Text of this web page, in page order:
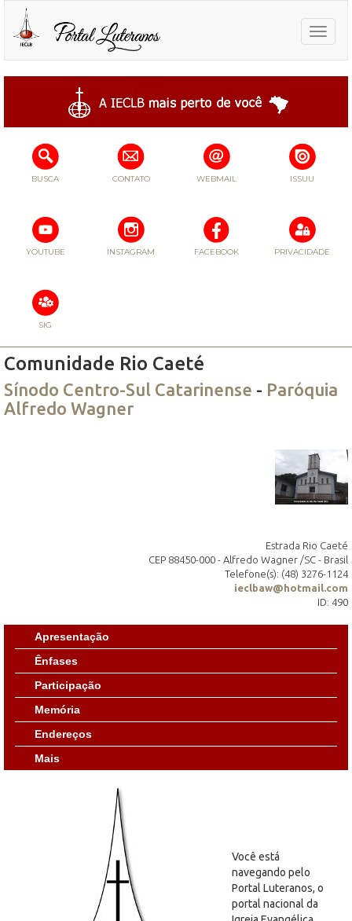
Toggle
BUSCA CONTATO WEBMAIL ISSUU
YOUTUBE INSTAGRAM FACEBOOK PRIVACIDADE
SIG
Comunidade Rio Caeté
Sínodo Centro-Sul Catarinense - Paróquia
Alfredo Wagner
Estrada Rio Caeté
CEP 88450-000 - Alfredo Wagner /SC - Brasil
Telefone(s): (48) 3276-1124
ieclbaw@hotmail.com
ID: 490
Apresentação
Ênfases
Participação
Memória
Endereços
Mais
Você está
navegando pelo
Portal Luteranos, o
portal nacional da